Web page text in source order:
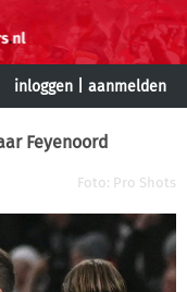
inloggen aanmelden
Feyenoord
Foto: Pro Shots